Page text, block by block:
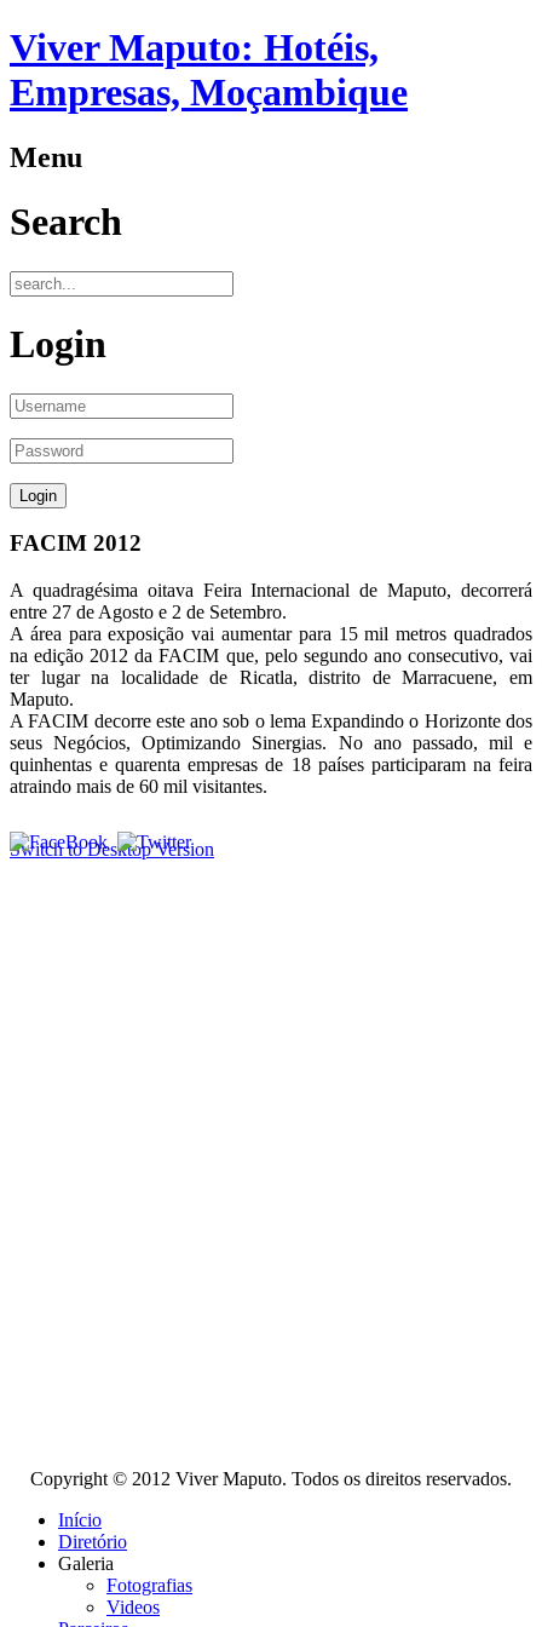
Viver Maputo: Hotéis,
Empresas, Moçambique
Menu
Search
Login
FACIM 2012
A quadragésima oitava Feira Internacional de Maputo, decorrerá
entre 27 de Agosto e 2 de Setembro.
A área para exposição vai aumentar para 15 mil metros quadrados
na edição 2012 da FACIM que, pelo segundo ano consecutivo, vai
ter lugar na localidade de Ricatla, distrito de Marracuene, em
Maputo.
A FACIM decorre este ano sob o lema Expandindo o Horizonte dos
seus Negócios, Optimizando Sinergias. No ano passado, mil e
quinhentas e quarenta empresas de 18 países participaram na feira
atraindo mais de 60 mil visitantes.
Switch to Desktop Version
Copyright © 2012 Viver Maputo. Todos os direitos reservados.
Início
Diretório
Galeria
Fotografias
Videos